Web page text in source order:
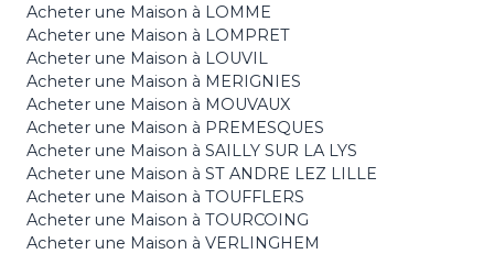
Acheter une Maison à LOMME
Acheter une Maison à LOMPRET
Acheter une Maison à LOUVIL
Acheter une Maison à MERIGNIES
Acheter une Maison à MOUVAUX
Acheter une Maison à PREMESQUES
Acheter une Maison à SAILLY SUR LA LYS
Acheter une Maison à ST ANDRE LEZ LILLE
Acheter une Maison à TOUFFLERS
Acheter une Maison à TOURCOING
Acheter une Maison à VERLINGHEM